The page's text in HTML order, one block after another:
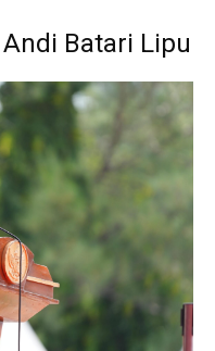
Batari Lipu